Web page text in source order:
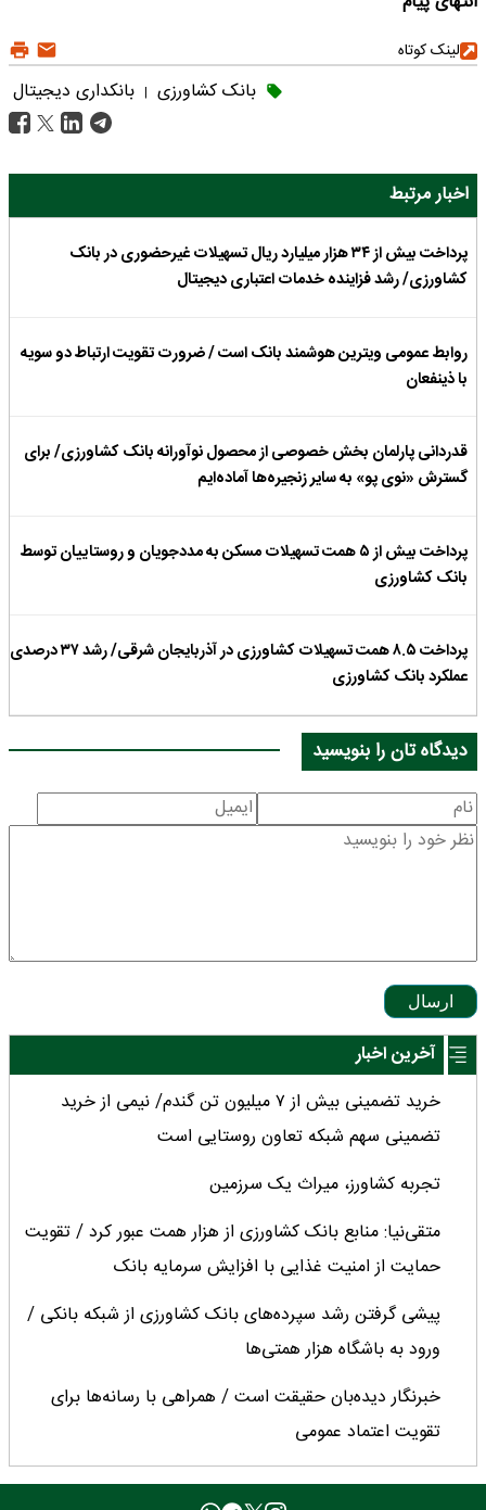
لینک کوتاه
بانک کشاورزی | بانکداری دیجیتال
اخبار مرتبط
پرداخت بیش از ۳۴ هزار میلیارد ریال تسهیلات غیرحضوری در بانک
کشاورزی/ رشد فزاینده خدمات اعتباری دیجیتال
روابط عمومی ویترین هوشمند بانک است / ضرورت تقویت ارتباط دو سویه
با ذینفعان
قدردانی پارلمان بخش خصوصی از محصول نوآورانه بانک کشاورزی/ برای
گسترش «نوی پو» به سایر زنجیره‌ها آماده‌ایم
پرداخت بیش از ۵ همت تسهیلات مسکن به مددجویان و روستاییان توسط
بانک کشاورزی
پرداخت ۸.۵ همت تسهیلات کشاورزی در آذربایجان شرقی/ رشد ۳۷ درصدی
عملکرد بانک کشاورزی
دیدگاه تان را بنویسید
ارسال
آخرین اخبار
خرید تضمینی بیش از ۷ میلیون تن گندم/ نیمی از خرید
تضمینی سهم شبکه تعاون روستایی است
تجربه کشاورز، میراث یک سرزمین
متقی‌نیا: منابع بانک کشاورزی از هزار همت عبور کرد / تقویت
حمایت از امنیت غذایی با افزایش سرمایه بانک
پیشی گرفتن رشد سپرده‌های بانک کشاورزی از شبکه بانکی /
ورود به باشگاه هزار همتی‌ها
خبرنگار دیده‌بان حقیقت است / همراهی با رسانه‌ها برای
تقویت اعتماد عمومی
امنیت غذایی کشور در سخت‌ترین شرایط دچار خدشه نشد